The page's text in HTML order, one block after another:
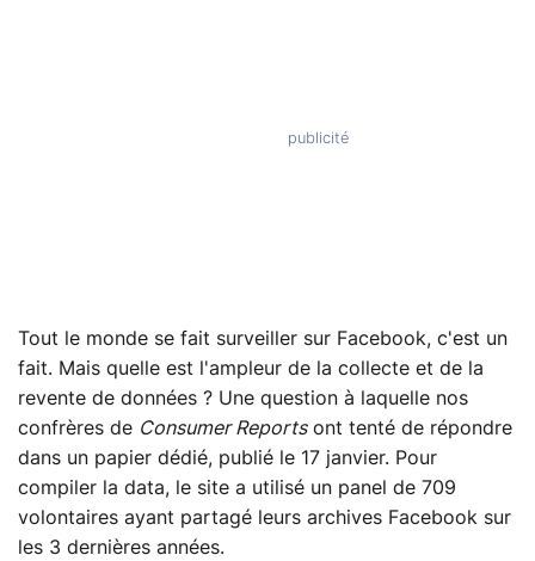
Tout le monde se fait surveiller sur Facebook, c'est un
fait. Mais quelle est l'ampleur de la collecte et de la
revente de données ? Une question à laquelle nos
confrères de Consumer Reportsont tenté de répondre
dans un papier dédié, publié le 17 janvier. Pour
compiler la data, le site a utilisé un panel de 709
volontaires ayant partagé leurs archives Facebook sur
les 3 dernières années.